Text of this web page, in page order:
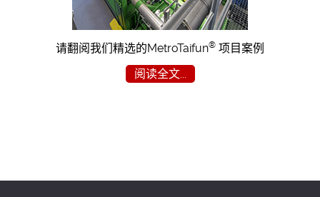
请翻阅我们精选的MetroTaifun® 项目案例
阅读全文...